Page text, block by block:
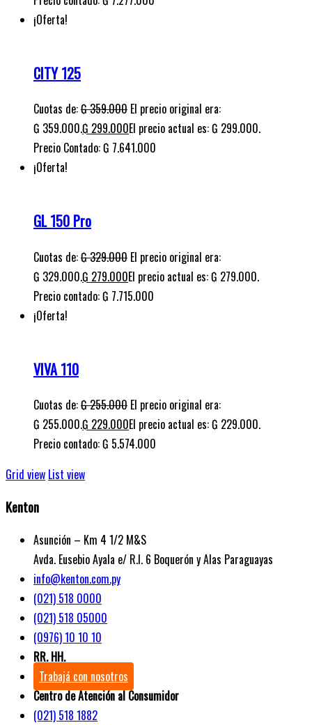
¡Oferta!
CITY 125
Cuotas de:₲359.000 El precio original era:
₲ 359.000.₲ 299.000El precio actual es: ₲ 299.000.
Precio Contado: ₲ 7.641.000
¡Oferta!
GL 150 Pro
Cuotas de:₲329.000 El precio original era:
₲ 329.000.₲ 279.000El precio actual es: ₲ 279.000.
Precio contado: ₲ 7.715.000
¡Oferta!
VIVA 110
Cuotas de:₲255.000 El precio original era:
₲ 255.000.₲ 229.000El precio actual es: ₲ 229.000.
Precio contado: ₲ 5.574.000
Grid view List view
Kenton
Asunción – Km 4 1/2 M&S
Avda. Eusebio Ayala e/ R.I. 6 Boquerón y Alas Paraguayas
info@kenton.com.py
(021) 518 0000
(021) 518 05000
(0976) 10 10 10
RR. HH.
Trabajá con nosotros
Centro de Atención al Consumidor
(021) 518 1882